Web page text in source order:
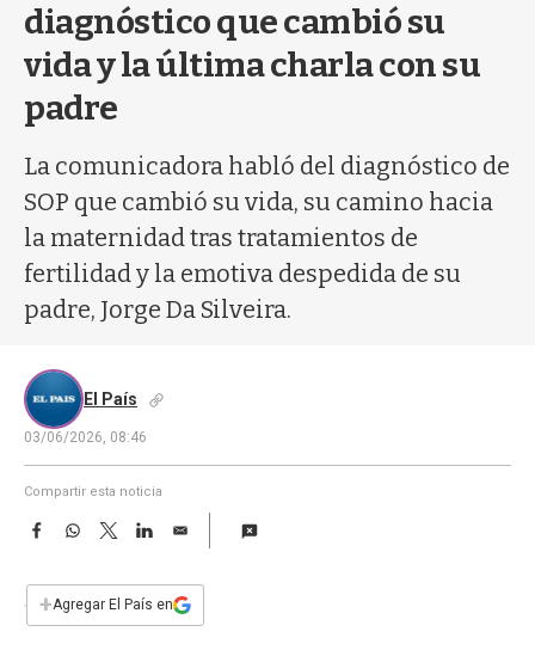
diagnóstico que cambió su
vida y la última charla con su
padre
La comunicadora habló del diagnóstico de
SOP que cambió su vida, su camino hacia
la maternidad tras tratamientos de
fertilidad y la emotiva despedida de su
padre, Jorge Da Silveira.
El País
03/06/2026, 08:46
Compartir esta noticia
F
e
b
W
s
T
w
t
L
E
i
l
+Agregar El País en